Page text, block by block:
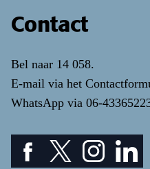
Contact
Bel naar 14 058.
E-mail via het
WhatsApp via 06-